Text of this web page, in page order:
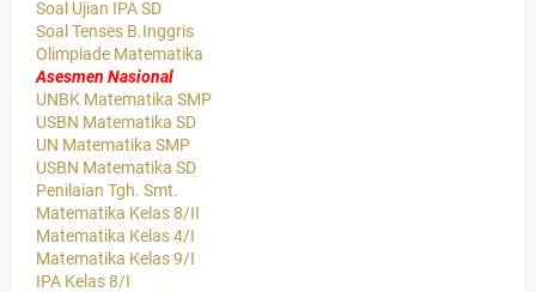
Soal Ujian IPA SD
Soal Tenses B.Inggris
Olimpiade Matematika
Asesmen Nasional
UNBK Matematika SMP
USBN Matematika SD
UN Matematika SMP
USBN Matematika SD
Penilaian Tgh. Smt.
Matematika Kelas 8/II
Matematika Kelas 4/I
Matematika Kelas 9/I
IPA Kelas 8/I